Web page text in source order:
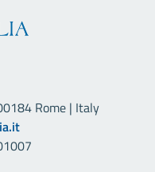
Rome | Italy